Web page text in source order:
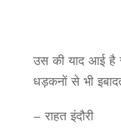
उस की याद आई है
धड़कनों से भी
– राहत इंदौरी